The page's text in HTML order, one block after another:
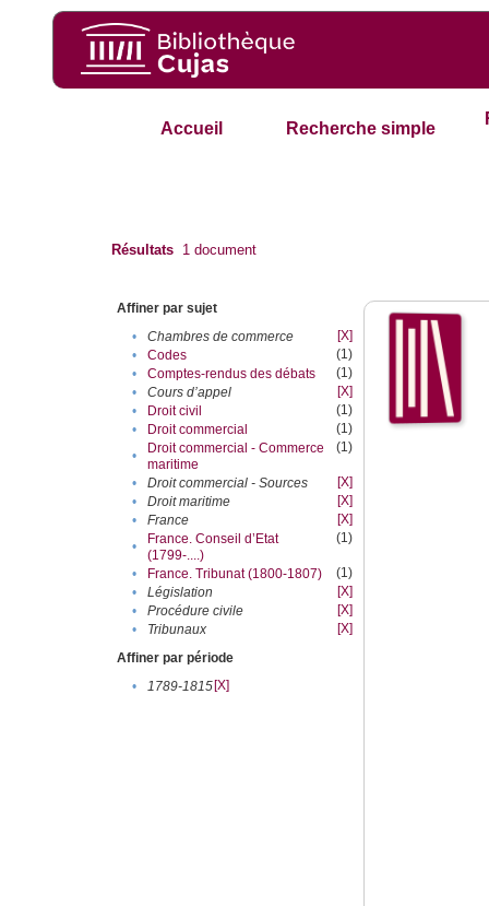
Accueil Recherche simple
Résultats 1 document
Affiner par sujet
•
Chambres de commerce
[X]
•
Codes
(1)
•
Comptes-rendus des débats
(1)
•
Cours d’appel
[X]
•
Droit civil
(1)
•
Droit commercial
(1)
•
Droit commercial - Commerce
maritime
(1)
• Droit commercial - Sources
[X]
•
Droit maritime
[X]
•
France
[X]
•
France. Conseil d’Etat
(1799-....)
(1)
• France. Tribunat (1800-1807)
(1)
•
Législation
[X]
•
Procédure civile
[X]
•
Tribunaux
[X]
Affiner par période
•
1789-1815[X]